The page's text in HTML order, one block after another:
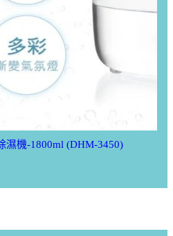
濕機-1800ml (DHM-3450)